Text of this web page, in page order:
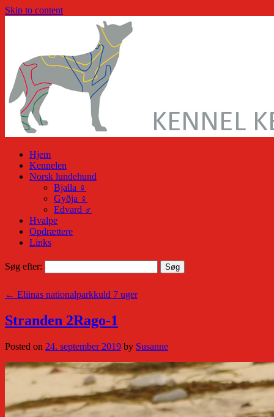
Skip to content
Hjem
Kennelen
Norsk lundehund
Bjalla ♀
Gyðja ♀
Edvard ♂
Hvalpe
Opdrættere
Links
Søg efter:
← Eliinas nationalparkkuld 7 uger
Stranden 2Rago-1
Posted on 24. september 2019 by Susanne